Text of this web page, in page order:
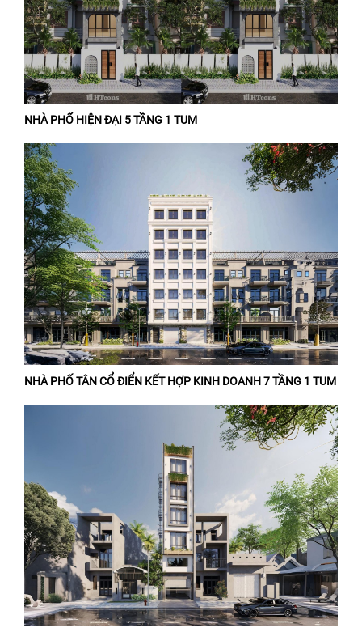
NHÀ PHỐ HIỆN ĐẠI 5 TẦNG 1 TUM
NHÀ PHỐ TÂN CỔ ĐIỂN KẾT HỢP KINH DOANH 7 TẦNG 1 TUM